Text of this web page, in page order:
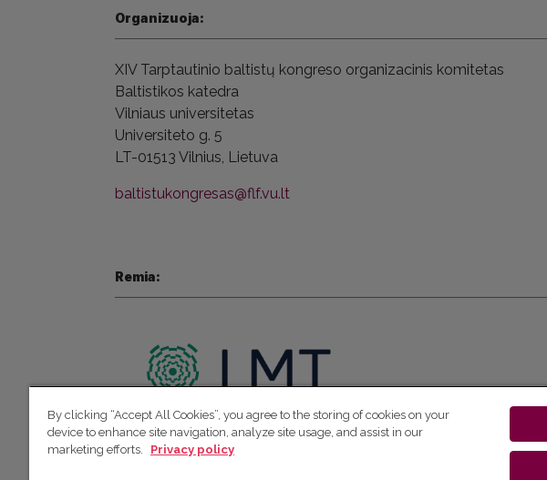
Organizuoja:
XIV Tarptautinio baltistų kongreso organizacinis komitetas
Baltistikos katedra
Vilniaus universitetas
Universiteto g. 5
LT-01513 Vilnius, Lietuva
baltistukongresas@flf.vu.lt
Remia:
By clicking “Accept All Cookies”, you agree to the storing of cookies on your
device to enhance site navigation, analyze site usage, and assist in our
marketing efforts.
Privacy policy